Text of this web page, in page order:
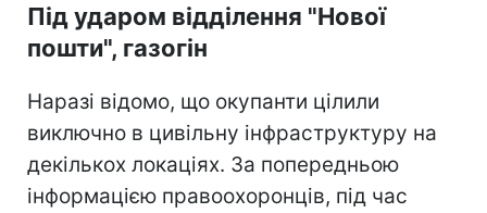
Під ударом відділення "Нової
пошти", газогін
Наразі відомо, що окупанти цілили
виключно в цивільну інфраструктуру на
декількох локаціях. За попередньою
інформацією правоохоронців, під час